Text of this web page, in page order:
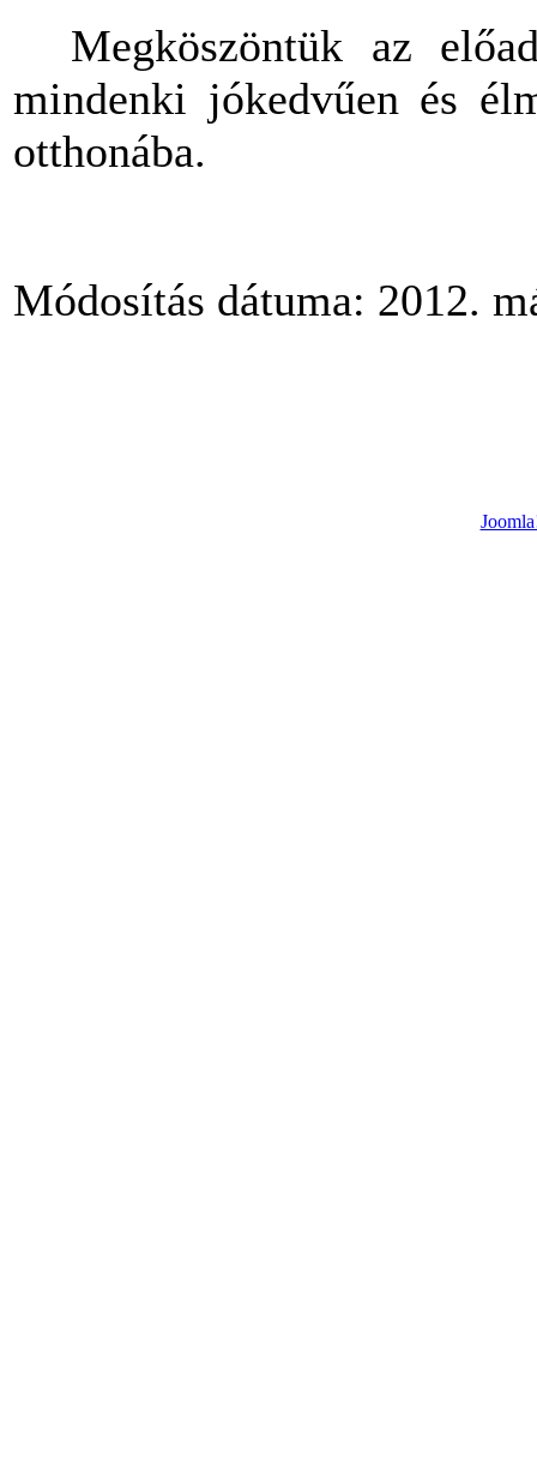
Megköszöntük az
mindenki jókedvűen és
otthonába.
Módosítás dátuma: 2012.